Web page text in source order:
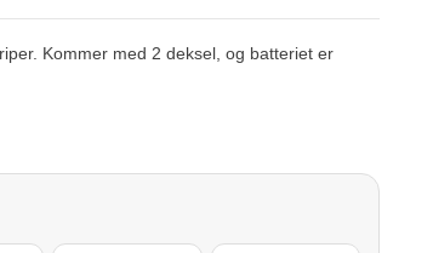
Kommer med 2 deksel, og batteriet er